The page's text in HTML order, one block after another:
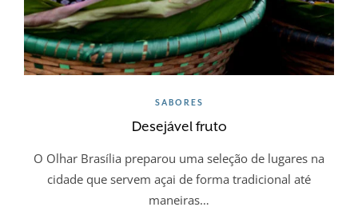
SABORES
Desejável fruto
O Olhar Brasília preparou uma seleção de lugares na
cidade que servem açai de forma tradicional até
maneiras…